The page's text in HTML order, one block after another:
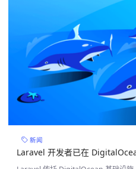
新闻
Laravel 开发者已在